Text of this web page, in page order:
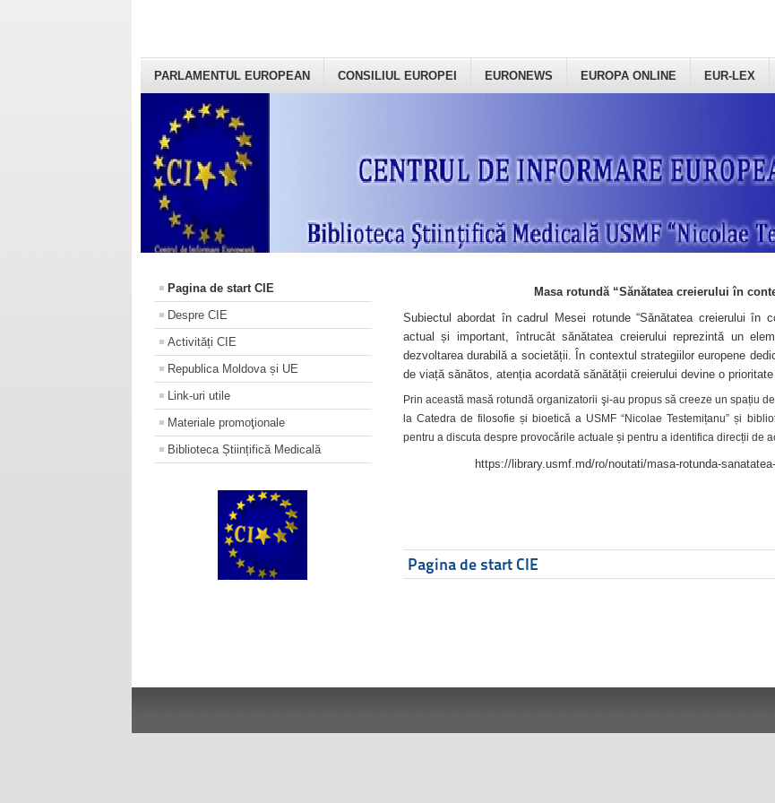
PARLAMENTUL EUROPEAN CONSILIUL EUROPEI EURONEWS EUROPA ONLINE EUR-LEX
Pagina de start CIE
Despre CIE
Activități CIE
Republica Moldova și UE
Link-uri utile
Materiale promoţionale
Biblioteca Științifică Medicală
Masa rotundă “Sănătatea creierului în
Subiectul abordat în cadrul Mesei rotunde “Sănătatea creierului în
actual și important, întrucât sănătatea creierului reprezintă un
dezvoltarea durabilă a societății. În contextul strategiilor europene
de viață sănătos, atenția acordată sănătății creierului devine o
Prin această masă rotundă organizatorii şi-au propus să creeze un spațiu
la Catedra de filosofie și bioetică a USMF “Nicolae Testemițanu” și
pentru a discuta despre provocările actuale și pentru a identifica direcții de
https://library.usmf.md/ro/noutati/masa-rotunda-
Pagina de start CIE